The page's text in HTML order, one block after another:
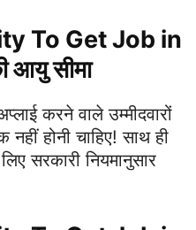
To Get Job in
आयु सीमा
करने वाले उम्मीदवारों
होनी चाहिए! साथ ही
सरकारी नियमानुसार